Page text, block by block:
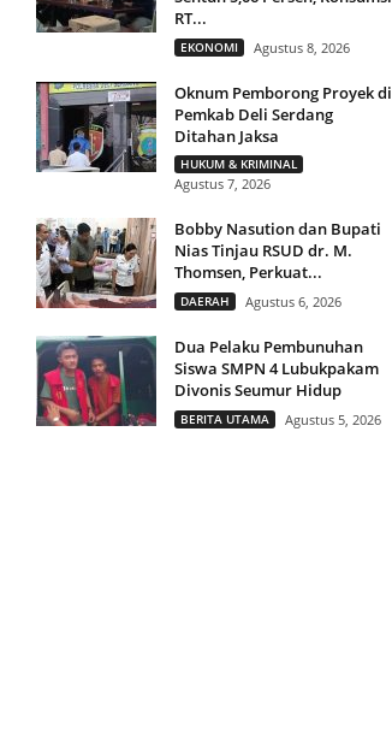
RT...
EKONOMI Agustus 8, 2026
Oknum Pemborong Proyek di
Pemkab Deli Serdang
Ditahan Jaksa
HUKUM & KRIMINAL
Agustus 7, 2026
Bobby Nasution dan Bupati
Nias Tinjau RSUD dr. M.
Thomsen, Perkuat...
DAERAH Agustus 6, 2026
Dua Pelaku Pembunuhan
Siswa SMPN 4 Lubukpakam
Divonis Seumur Hidup
BERITA UTAMA Agustus 5, 2026